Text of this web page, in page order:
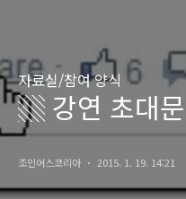
자료실/참여 양식
▒ 강연 초대
조인어스코리아 2015. 1. 19. 14:21